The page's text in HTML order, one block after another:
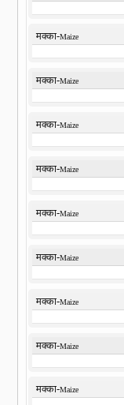
मक्का-Maize
मक्का-Maize
मक्का-Maize
मक्का-Maize
मक्का-Maize
मक्का-Maize
मक्का-Maize
मक्का-Maize
मक्का-Maize